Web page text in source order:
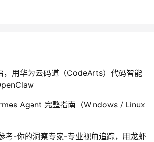
，用华为云码道（CodeArts）代码智能
Agent 完整指南（Windows / Linux
考-你的洞察专家-专业视角追踪，用龙虾